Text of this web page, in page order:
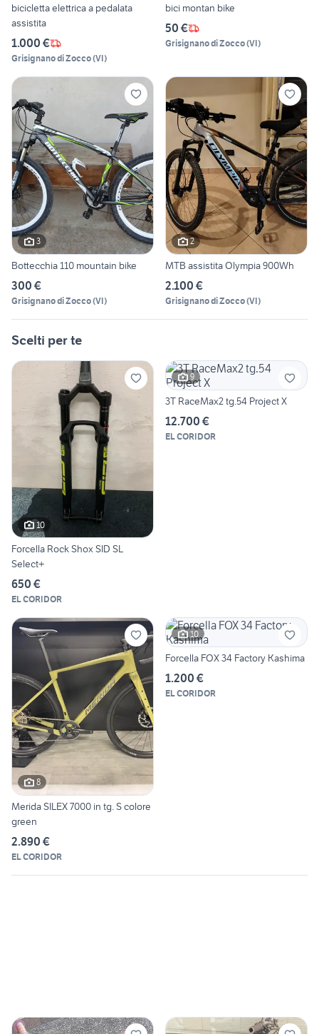
bicicletta elettrica a pedalata
assistita
1.000 €
Grisignano di Zocco(VI)
bici montan bike
50 €
Grisignano di Zocco(VI)
3
Bottecchia 110 mountain bike
300 €
Grisignano di Zocco(VI)
2
MTB assistita Olympia 900Wh
2.100 €
Grisignano di Zocco(VI)
Scelti per te
10
Forcella Rock Shox SID SL
Select+
650 €
EL CORIDOR
9
3T RaceMax2 tg.54 Project X
12.700 €
EL CORIDOR
8
Merida SILEX 7000 in tg. S colore
green
2.890 €
EL CORIDOR
10
Forcella FOX 34 Factory Kashima
1.200 €
EL CORIDOR